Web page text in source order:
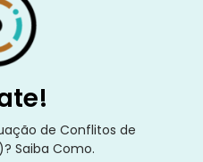
de Conflitos de
Saiba Como.